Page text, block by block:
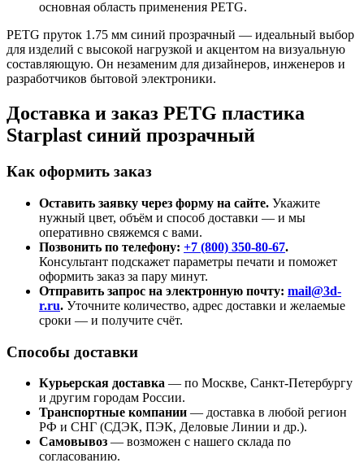
основная область применения PETG.
PETG пруток 1.75 мм синий прозрачный — идеальный выбор
для изделий с высокой нагрузкой и акцентом на визуальную
составляющую. Он незаменим для дизайнеров, инженеров и
разработчиков бытовой электроники.
Доставка и заказ PETG пластика
Starplast синий прозрачный
Как оформить заказ
Оставить заявку через форму на сайте. Укажите
нужный цвет, объём и способ доставки — и мы
оперативно свяжемся с вами.
Позвонить по телефону: +7 (800) 350-80-67.
Консультант подскажет параметры печати и поможет
оформить заказ за пару минут.
Отправить запрос на электронную почту: mail@3d-
r.ru. Уточните количество, адрес доставки и желаемые
сроки — и получите счёт.
Способы доставки
Курьерская доставка — по Москве, Санкт-Петербургу
и другим городам России.
Транспортные компании — доставка в любой регион
РФ и СНГ (СДЭК, ПЭК, Деловые Линии и др.).
Самовывоз — возможен с нашего склада по
согласованию.